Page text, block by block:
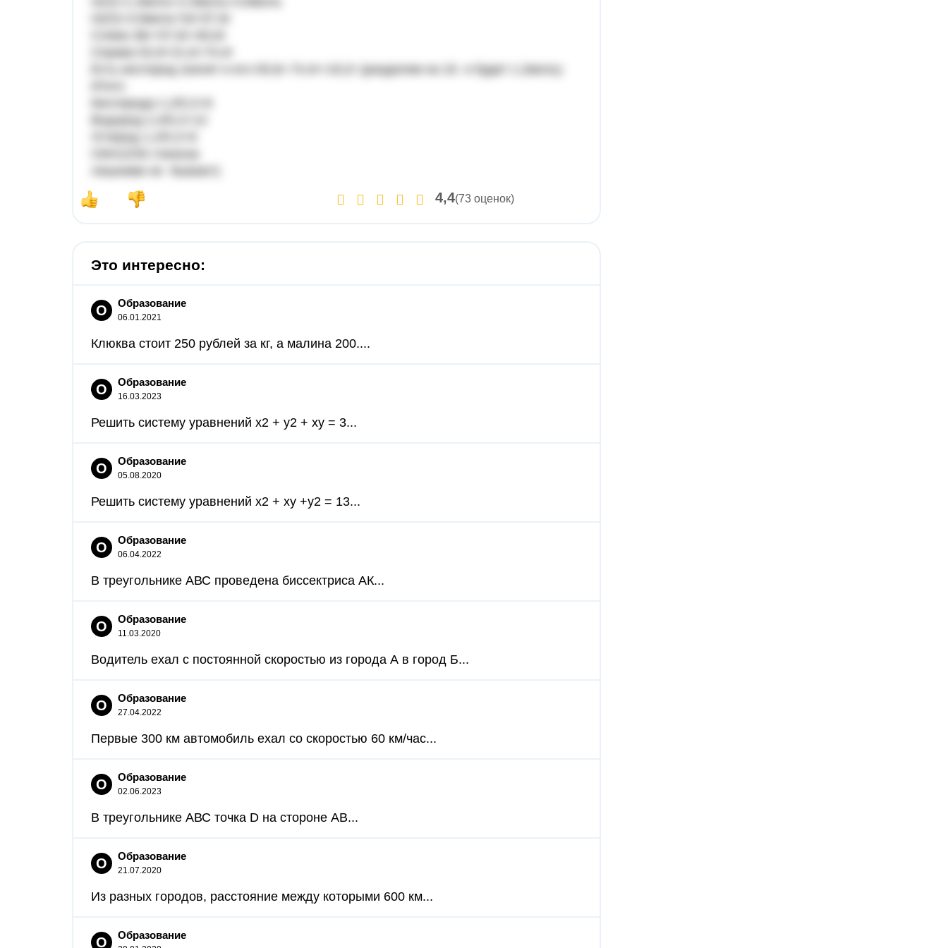
Есть кислород значит и его 93,6г-74,4г=19,2г (разделим на 16 и будет 1,2моль)
Кислорода 1,2/0,2=6
4,4(73 оценок)
Это интересно:
О Образование
06.01.2021
Клюква стоит 250 рублей за кг, а малина 200....
О Образование
16.03.2023
Решить систему уравнений x2 + y2 + xy = 3...
О Образование
05.08.2020
Решить систему уравнений x2 + xy +y2 = 13...
О Образование
06.04.2022
В треугольнике АВС проведена биссектриса АК...
О Образование
11.03.2020
Водитель ехал с постоянной скоростью из города А в город Б...
О Образование
27.04.2022
Первые 300 км автомобиль ехал со скоростью 60 км/час...
О Образование
02.06.2023
В треугольнике АВС точка D на стороне АВ...
О Образование
21.07.2020
Из разных городов, расстояние между которыми 600 км...
О Образование